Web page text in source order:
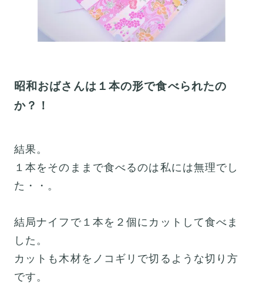
昭和おばさんは１本の形で食べられたの
か？！
結果。
１本をそのままで食べるのは私には無理でし
た・・。
結局ナイフで１本を２個にカットして食べま
した。
カットも木材をノコギリで切るような切り方
です。